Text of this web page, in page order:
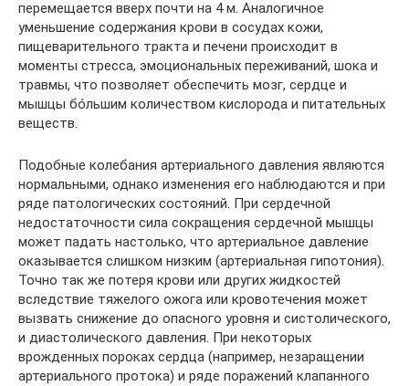
перемещается вверх почти на 4 м. Аналогичное
уменьшение содержания крови в сосудах кожи,
пищеварительного тракта и печени происходит в
моменты стресса, эмоциональных переживаний, шока и
травмы, что позволяет обеспечить мозг, сердце и
мышцы бóльшим количеством кислорода и питательных
веществ.
Подобные колебания артериального давления являются
нормальными, однако изменения его наблюдаются и при
ряде патологических состояний. При сердечной
недостаточности сила сокращения сердечной мышцы
может падать настолько, что артериальное давление
оказывается слишком низким (артериальная гипотония).
Точно так же потеря крови или других жидкостей
вследствие тяжелого ожога или кровотечения может
вызвать снижение до опасного уровня и систолического,
и диастолического давления. При некоторых
врожденных пороках сердца (например, незаращении
артериального протока) и ряде поражений клапанного